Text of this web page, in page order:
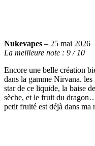
Nukevapes – 25 mai 2026
La meilleure note : 9 / 10
Encore une belle création
dans la gamme Nirvana.
star de ce liquide, la baise
sèche, et le fruit du
petit fruité est déjà dans